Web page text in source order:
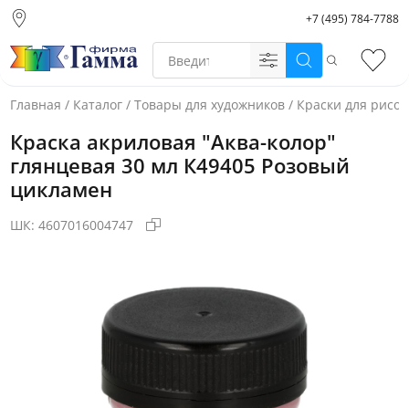
склад)
Санкт-Петербург
Екатеринбург
+7 (495) 784-7788
Поиск
Главная / Каталог / Товары для художников / Краски для
Краска акриловая "Аква-колор"
глянцевая 30 мл К49405 Розовый
цикламен
ШК: 4607016004747